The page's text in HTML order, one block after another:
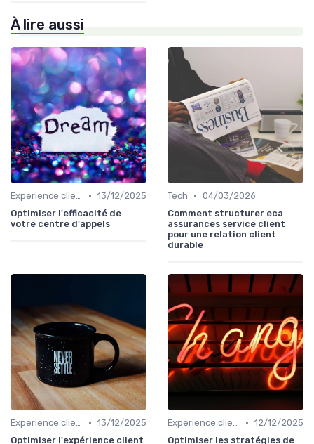
À lire aussi
Experience client • 13/12/2025
Optimiser l'efficacité de
votre centre d'appels
Tech • 04/03/2026
Comment structurer eca
assurances service client
pour une relation client
durable
Experience client • 13/12/2025
Optimiser l'expérience client
Experience client • 12/12/2025
Optimiser les stratégies de